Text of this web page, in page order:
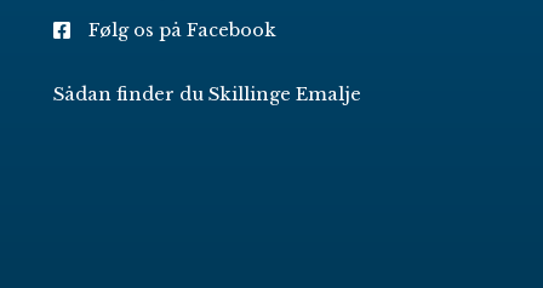
Følg os på Facebook
Sådan finder du Skillinge Emalje